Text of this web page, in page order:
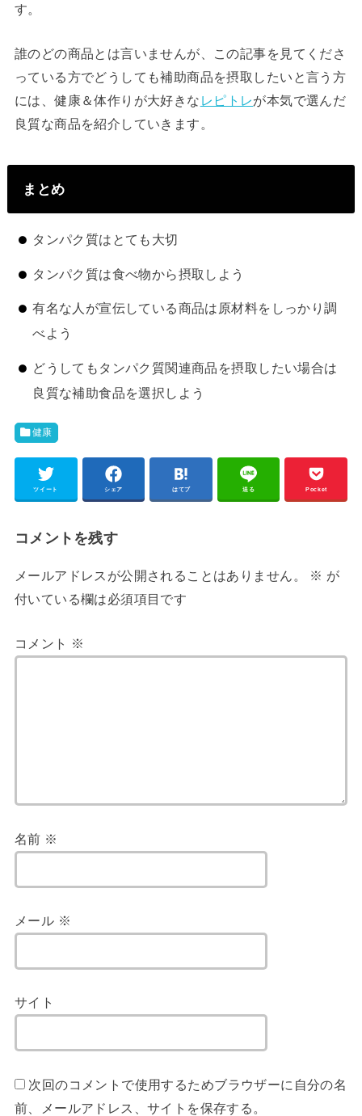
す。
誰のどの商品とは言いませんが、この記事を見てくださ
っている方でどうしても補助商品を摂取したいと言う方
には、健康＆体作りが大好きな レピトレが本気で選んだ
良質な商品を紹介していきます。
まとめ
タンパク質はとても大切
タンパク質は食べ物から摂取しよう
有名な人が宣伝している商品は原材料をしっかり調
べよう
どうしてもタンパク質関連商品を摂取したい場合は
良質な補助食品を選択しよう
健康
ツイート シェア はてブ 送る Pocket
コメントを残す
メールアドレスが公開されることはありません。 ※ が
付いている欄は必須項目です
コメント ※
名前 ※
メール ※
サイト
次回のコメントで使用するためブラウザーに自分の名
前、メールアドレス、サイトを保存する。